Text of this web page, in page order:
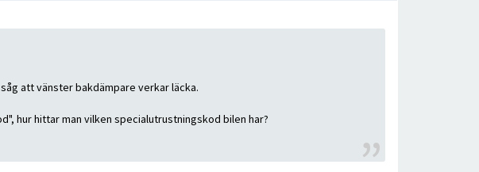
att vänster bakdämpare verkar läcka.
hur hittar man vilken specialutrustningskod bilen har?